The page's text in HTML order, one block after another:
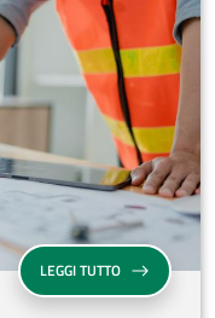
LEGGI TUTTOFONDO DI